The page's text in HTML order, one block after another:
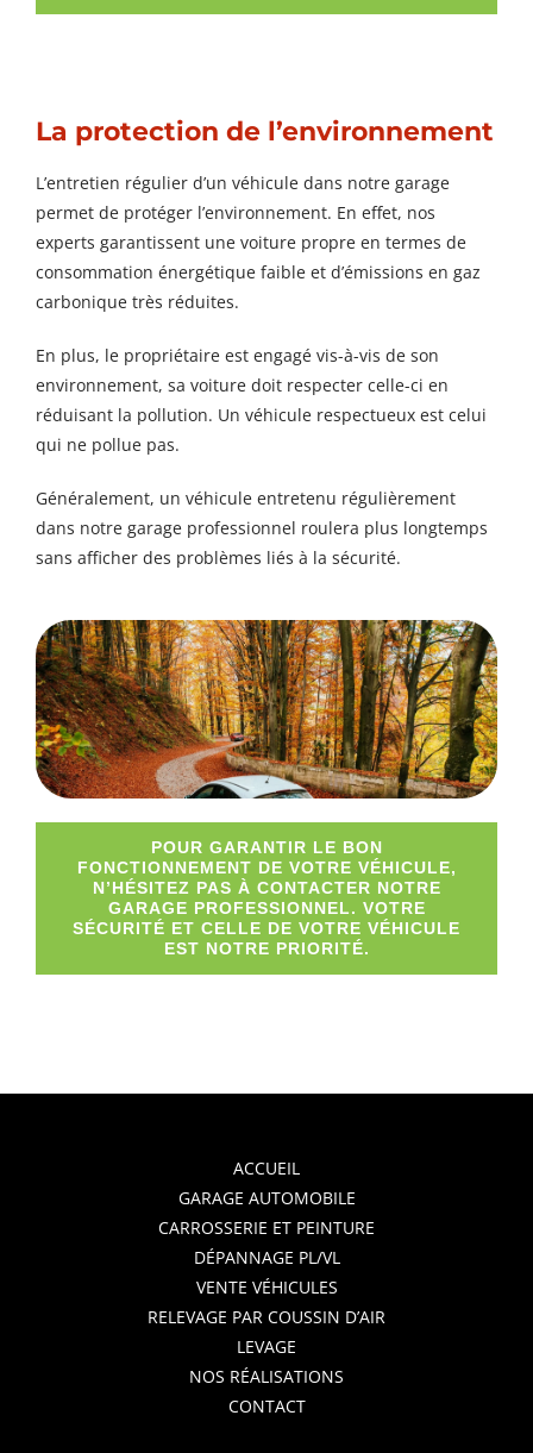
La protection de l’environnement
L’entretien régulier d’un véhicule dans notre garage
permet de protéger l’environnement. En effet, nos
experts garantissent une voiture propre en termes de
consommation énergétique faible et d’émissions en gaz
carbonique très réduites.
En plus, le propriétaire est engagé vis-à-vis de son
environnement, sa voiture doit respecter celle-ci en
réduisant la pollution. Un véhicule respectueux est celui
qui ne pollue pas.
Généralement, un véhicule entretenu régulièrement
dans notre garage professionnel roulera plus longtemps
sans afficher des problèmes liés à la sécurité.
POUR GARANTIR LE BON
FONCTIONNEMENT DE VOTRE VÉHICULE,
N’HÉSITEZ PAS À CONTACTER NOTRE
GARAGE PROFESSIONNEL. VOTRE
SÉCURITÉ ET CELLE DE VOTRE VÉHICULE
EST NOTRE PRIORITÉ.
ACCUEIL
GARAGE AUTOMOBILE
CARROSSERIE ET PEINTURE
DÉPANNAGE PL/VL
VENTE VÉHICULES
RELEVAGE PAR COUSSIN D’AIR
LEVAGE
NOS RÉALISATIONS
CONTACT